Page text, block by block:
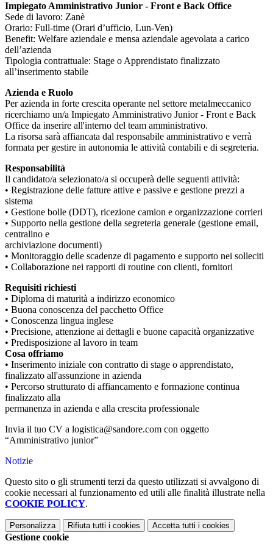
Impiegato Amministrativo Junior - Front e Back Office
Sede di lavoro: Zanè
Orario: Full-time (Orari d’ufficio, Lun-Ven)
Benefit: Welfare aziendale e mensa aziendale agevolata a carico
dell’azienda
Tipologia contrattuale: Stage o Apprendistato finalizzato
all’inserimento stabile
Azienda e Ruolo
Per azienda in forte crescita operante nel settore metalmeccanico
ricerchiamo un/a Impiegato Amministrativo Junior - Front e Back
Office da inserire all'interno del team amministrativo.
La risorsa sarà affiancata dal responsabile amministrativo e verrà
formata per gestire in autonomia le attività contabili e di segreteria.
Responsabilità
Il candidato/a selezionato/a si occuperà delle seguenti attività:
• Registrazione delle fatture attive e passive e gestione prezzi a
sistema
• Gestione bolle (DDT), ricezione camion e organizzazione corrieri
• Supporto nella gestione della segreteria generale (gestione email,
centralino e
archiviazione documenti)
• Monitoraggio delle scadenze di pagamento e supporto nei solleciti
• Collaborazione nei rapporti di routine con clienti, fornitori
Requisiti richiesti
• Diploma di maturità a indirizzo economico
• Buona conoscenza del pacchetto Office
• Conoscenza lingua inglese
• Precisione, attenzione ai dettagli e buone capacità organizzative
• Predisposizione al lavoro in team
Cosa offriamo
• Inserimento iniziale con contratto di stage o apprendistato,
finalizzato all'assunzione in azienda
• Percorso strutturato di affiancamento e formazione continua
finalizzato alla
permanenza in azienda e alla crescita professionale
Invia il tuo CV a logistica@sandore.com con oggetto
“Amministrativo junior”
Notizie
Questo sito o gli strumenti terzi da questo utilizzati si avvalgono di
cookie necessari al funzionamento ed utili alle finalità illustrate nella
COOKIE POLICY.
Personalizza Rifiuta tutti i cookies Accetta tutti i cookies
Gestione cookie